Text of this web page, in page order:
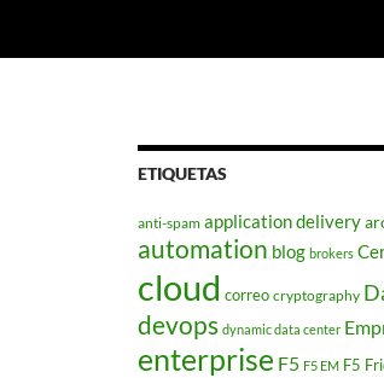
ETIQUETAS
anti-spam application delivery
automation blog brokers
cloud correo cryptography
devops dynamic data center
enterprise F5 F5 EM F5